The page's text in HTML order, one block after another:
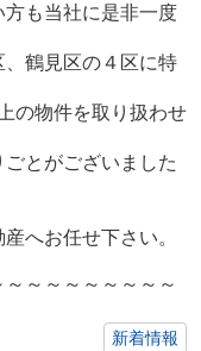
も当社に是非一度
鶴見区の４区に特
の物件を取り扱わせ
とがございました
へお任せ下さい。
～～～～～～～～
新着情報